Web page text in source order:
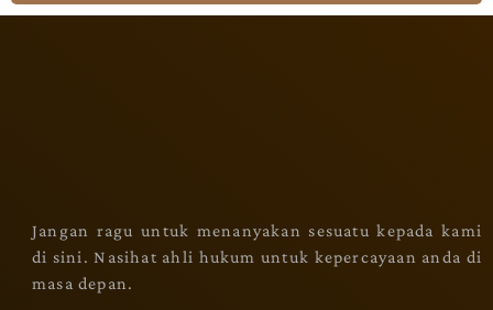
Jangan ragu untuk menanyakan sesuatu kepada kami
di sini. Nasihat ahli hukum untuk kepercayaan anda di
masa depan.